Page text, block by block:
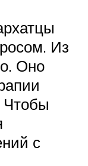
Из
Оно
Чтобы
с